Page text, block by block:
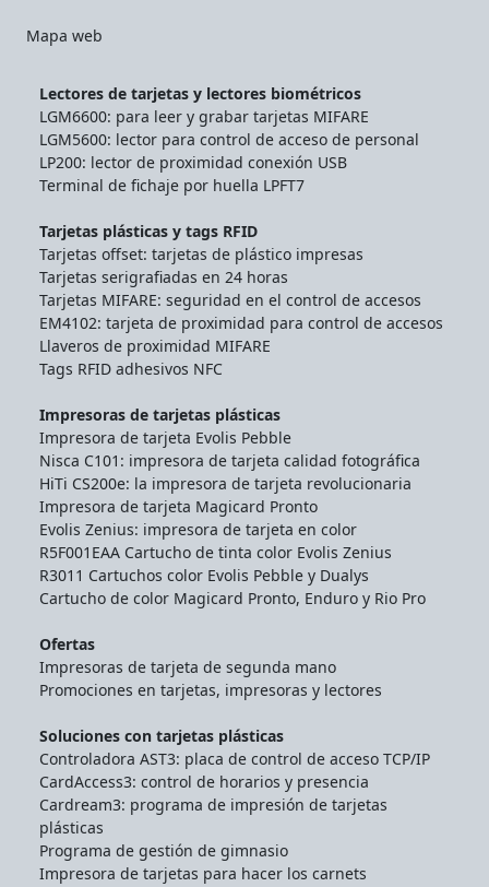
Mapa web
Lectores de tarjetas y lectores biométricos
LGM6600: para leer y grabar tarjetas MIFARE
LGM5600: lector para control de acceso de personal
LP200: lector de proximidad conexión USB
Terminal de fichaje por huella LPFT7
Tarjetas plásticas y tags RFID
Tarjetas offset: tarjetas de plástico impresas
Tarjetas serigrafiadas en 24 horas
Tarjetas MIFARE: seguridad en el control de accesos
EM4102: tarjeta de proximidad para control de accesos
Llaveros de proximidad MIFARE
Tags RFID adhesivos NFC
Impresoras de tarjetas plásticas
Impresora de tarjeta Evolis Pebble
Nisca C101: impresora de tarjeta calidad fotográfica
HiTi CS200e: la impresora de tarjeta revolucionaria
Impresora de tarjeta Magicard Pronto
Evolis Zenius: impresora de tarjeta en color
R5F001EAA Cartucho de tinta color Evolis Zenius
R3011 Cartuchos color Evolis Pebble y Dualys
Cartucho de color Magicard Pronto, Enduro y Rio Pro
Ofertas
Impresoras de tarjeta de segunda mano
Promociones en tarjetas, impresoras y lectores
Soluciones con tarjetas plásticas
Controladora AST3: placa de control de acceso TCP/IP
CardAccess3: control de horarios y presencia
Cardream3: programa de impresión de tarjetas
plásticas
Programa de gestión de gimnasio
Impresora de tarjetas para hacer los carnets